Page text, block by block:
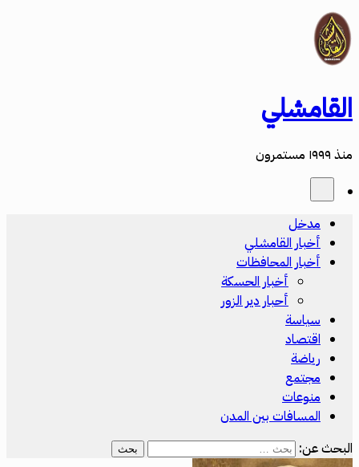
القامشلي
منذ ١٩٩٩ مستمرون
مدخل
أخبار القامشلي
أخبار المحافظات
أخبار الحسكة
أحبار دير الزور
سياسة
اقتصاد
رياضة
مجتمع
منوعات
المسافات بين المدن
البحث عن: